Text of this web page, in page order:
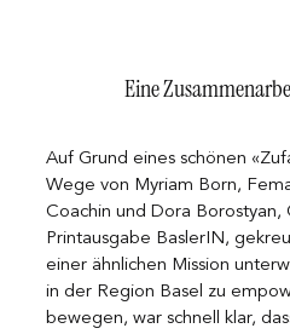
Eine
Auf Grund eines schönen
Wege von Myriam Born,
Coachin und Dora
Printausgabe BaslerIN,
einer ähnlichen Mission
in der Region Basel zu
bewegen, war schnell klar,